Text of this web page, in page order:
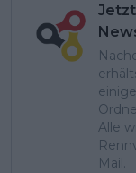
Alle
Mail.